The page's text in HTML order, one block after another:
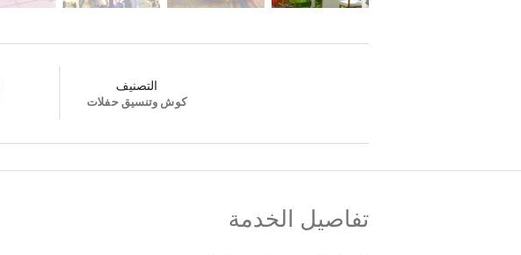
التصنيف
كوش وتنسيق حفلات
تفاصيل الخدمة